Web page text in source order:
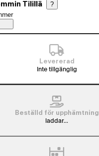
Tilillä ?
Levererad
Inte tillgänglig
Beställd för upphämtning
laddar...